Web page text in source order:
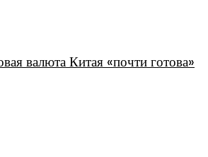
валюта Китая «почти готова»